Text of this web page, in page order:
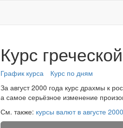
Курс
График курса
Курс по дням
За август 2000 года курс драхмы к
а самое серьёзное изменение
См. также: курсы валют в августе